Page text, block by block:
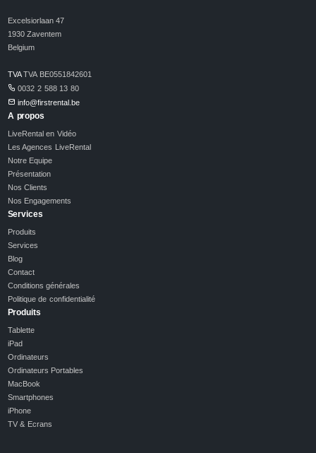
Excelsiorlaan 47
1930 Zaventem
Belgium
TVATVA BE0551842601
0032 2 588 13 80
info@firstrental.be
A propos
LiveRental en Vidéo
Les Agences LiveRental
Notre Equipe
Présentation
Nos Clients
Nos Engagements
Services
Produits
Services
Blog
Contact
Conditions générales
Politique de confidentialité
Produits
Tablette
iPad
Ordinateurs
Ordinateurs Portables
MacBook
Smartphones
iPhone
TV & Ecrans